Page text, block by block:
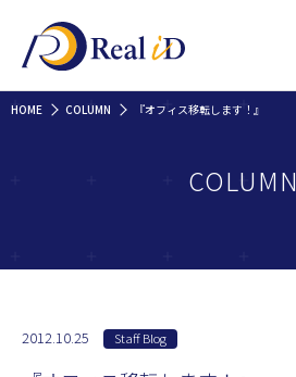
HOME COLUMN 『オフィス移転します！』
COLUMN
2012.10.25 Staff Blog